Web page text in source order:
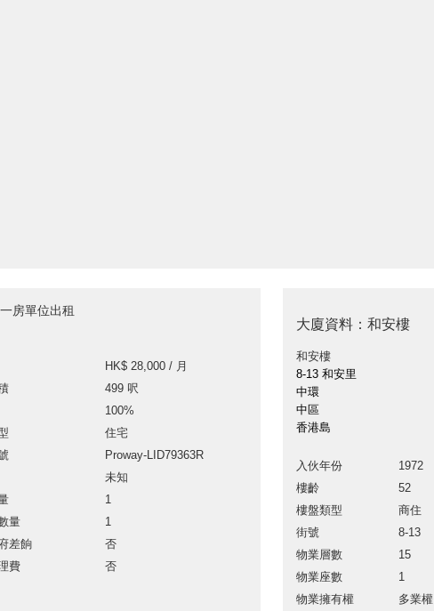
房單位出租
HK$ 28,000 / 月
499 呎
100%
住宅
Proway-LID79363R
未知
1
量
1
差餉
否
費
否
大廈資料：和安樓
和安樓
8-13 和安里
中環
中區
香港島
入伙年份
1972
樓齡
52
樓盤類型
商住
街號
8-13
物業層數
15
物業座數
1
物業擁有權
多業權